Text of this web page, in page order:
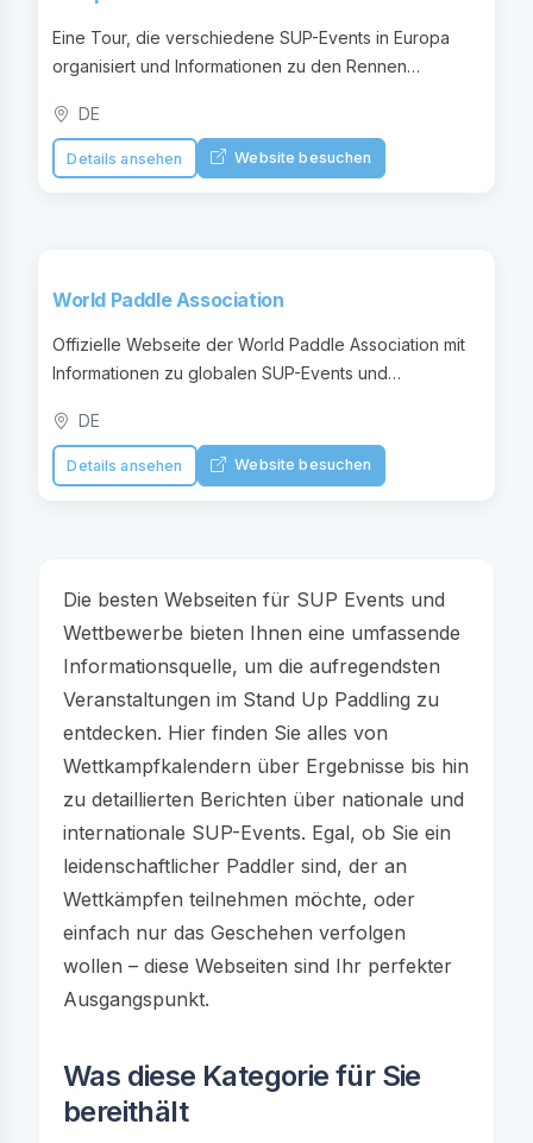
Eine Tour, die verschiedene SUP-Events in Europa
organisiert und Informationen zu den Rennen
DE
Details ansehen Website besuchen
World Paddle Association
Offizielle Webseite der World Paddle Association mit
Informationen zu globalen SUP-Events und
DE
Details ansehen Website besuchen
Die besten Webseiten für SUP Events und
Wettbewerbe bieten Ihnen eine umfassende
Informationsquelle, um die aufregendsten
Veranstaltungen im Stand Up Paddling zu
entdecken. Hier finden Sie alles von
Wettkampfkalendern über Ergebnisse bis hin
zu detaillierten Berichten über nationale und
internationale SUP-Events. Egal, ob Sie ein
leidenschaftlicher Paddler sind, der an
Wettkämpfen teilnehmen möchte, oder
einfach nur das Geschehen verfolgen
wollen – diese Webseiten sind Ihr perfekter
Ausgangspunkt.
Was diese Kategorie für Sie
bereithält